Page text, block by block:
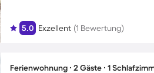
5.0 Exzellent (1 Bewertung)
Ferienwohnung ∙ 2 Gäste ∙ 1